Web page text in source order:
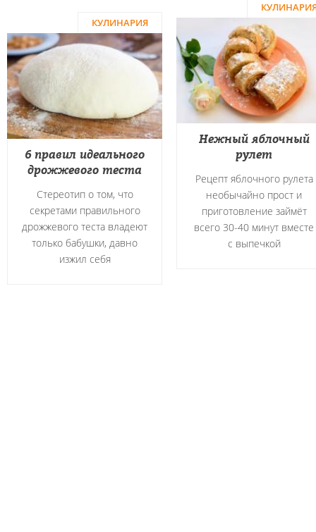
Нежный яблочный
рулет
Рецепт яблочного рулета
необычайно прост и
приготовление займёт
всего 30-40 минут вместе
с выпечкой
КУЛИНАРИЯ
6 правил идеального
дрожжевого теста
Стереотип о том, что
секретами правильного
дрожжевого теста владеют
только бабушки, давно
изжил себя